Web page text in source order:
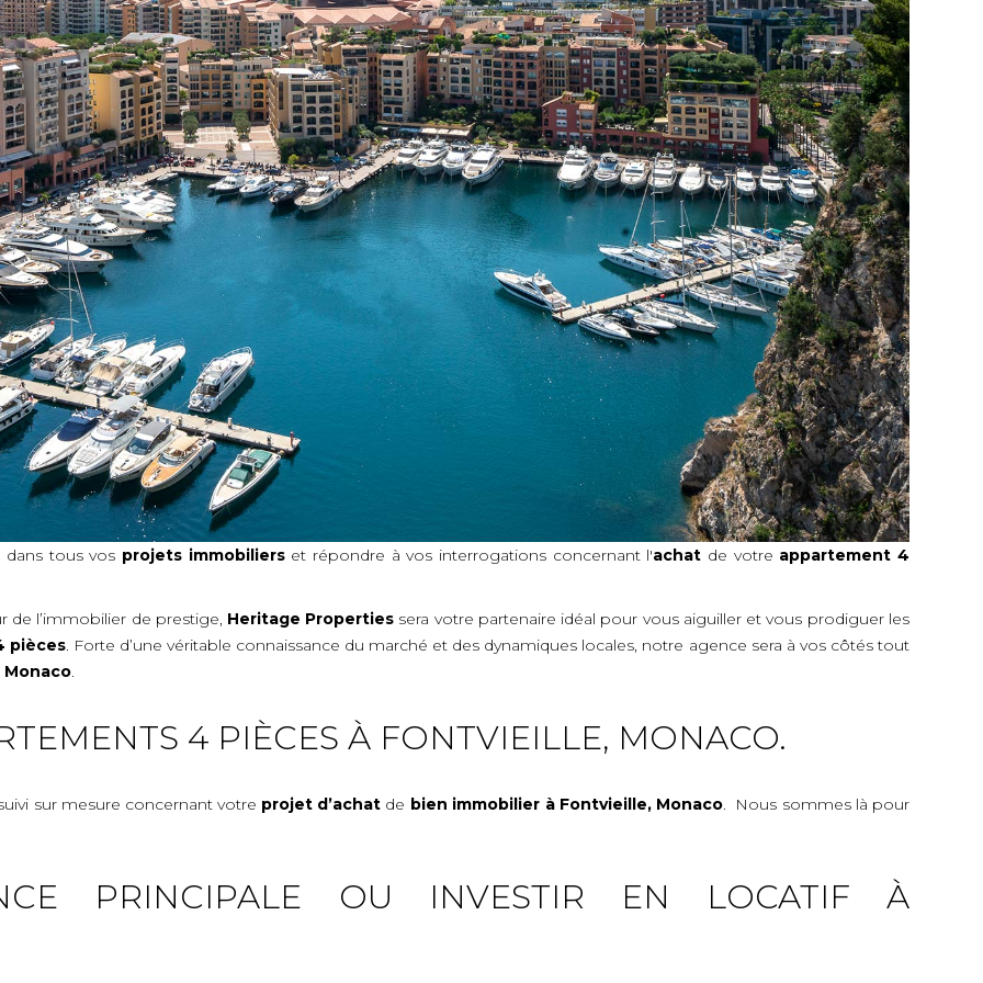
tous vos projets immobilierset répondre à vos interrogations concernant l'achat de votre appartement 4
de l’immobilier de prestige, Heritage Properties sera votre partenaire idéal pour vous aiguiller et vous prodiguer les
pièces. Forte d’une véritable connaissance du marché et des dynamiques locales, notre agence sera à vos côtés tout
.
4 PIÈCES À FONTVIEILLE, MONACO.
sur mesure concernant votre projet d’achat de bien immobilier à Fontvieille, Monaco. Nous sommes là pour
PRINCIPALE OU INVESTIR EN LOCATIF À